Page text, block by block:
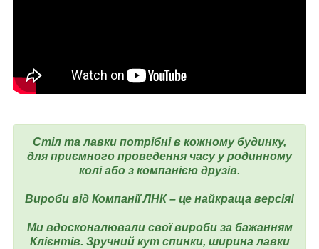
Стіл та лавки потрібні в кожному будинку,
для приємного проведення часу у родинному
колі або з компанією друзів.
Вироби від Компанії ЛНК – це найкраща версія!
Ми вдосконалювали свої вироби за бажанням
Клієнтів. Зручний кут спинки, ширина лавки